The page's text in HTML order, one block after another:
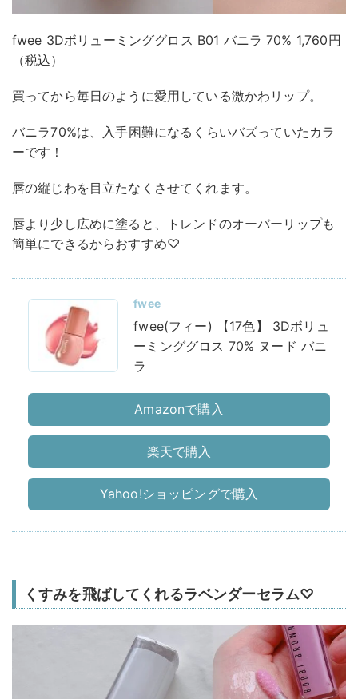
fwee 3Dボリューミンググロス B01 バニラ 70% 1,760円
（税込）
買ってから毎日のように愛用している激かわリップ。
バニラ70%は、入手困難になるくらいバズっていたカラ
ーです！
唇の縦じわを目立たなくさせてくれます。
唇より少し広めに塗ると、トレンドのオーバーリップも
簡単にできるからおすすめ♡
fwee
fwee(フィー) 【17色】 3Dボリュ
ーミンググロス 70% ヌード バニ
ラ
Amazonで購入
楽天で購入
Yahoo!ショッピングで購入
くすみを飛ばしてくれるラベンダーセラム♡